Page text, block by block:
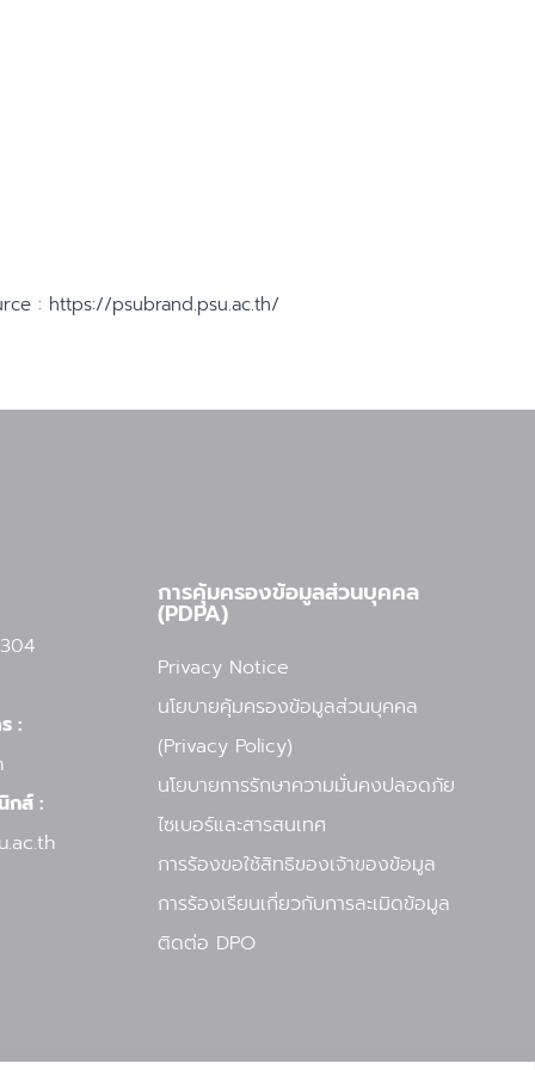
: https://psubrand.psu.ac.th/
:
กส์ :
การคุ้มครองข้อมูลส่วนบุคคล
(PDPA)
Privacy Notice
นโยบายคุ้มครองข้อมูลส่วนบุคคล
(Privacy Policy)
นโยบายการรักษาความมั่นคงปลอดภัย
ไซเบอร์และสารสนเทศ
การร้องขอใช้สิทธิของเจ้าของข้อมูล
การร้องเรียนเกี่ยวกับการละเมิดข้อมูล
ติดต่อ DPO